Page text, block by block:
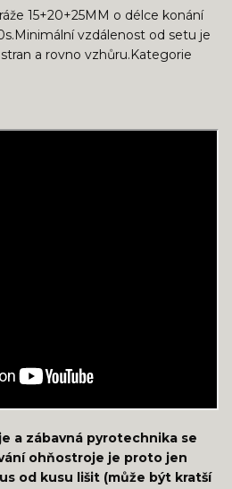
15+20+25MM o délce konání
vzdálenost od setu je
a rovno vzhůru.Kategorie
a zábavná pyrotechnika se
ohňostroje je proto jen
od kusu lišit (může být kratší